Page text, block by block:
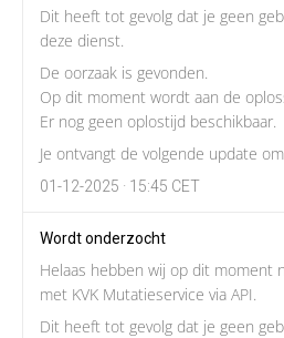
Dit heeft tot gevolg dat je geen
deze dienst.
De oorzaak is gevonden.
Op dit moment wordt aan de
Er nog geen oplostijd beschikbaar.
Je ontvangt de volgende update
01-12-2025 · 15:45 CET
Wordt onderzocht
Helaas hebben wij op dit moment
met KVK Mutatieservice via API.
Dit heeft tot gevolg dat je geen